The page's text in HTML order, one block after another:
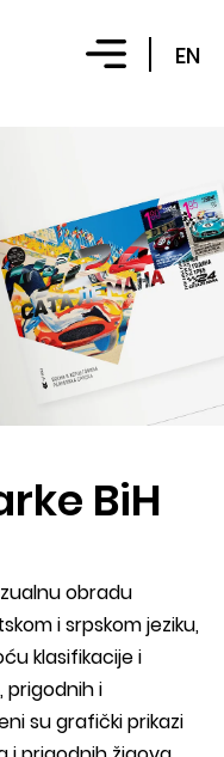
EN
BiH
obradu
i srpskom jeziku,
klasifikacije i
i
su grafički prikazi